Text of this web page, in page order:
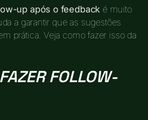
up após o feedback é muito
a garantir que as sugestões
prática. Veja como fazer isso da
FOLLOW-